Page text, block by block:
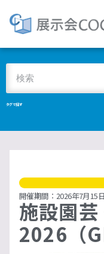
タグで探す
開催期間：2026年7月15
施設園
2026（